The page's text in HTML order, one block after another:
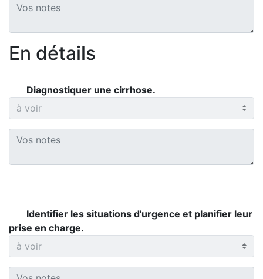
En détails
Diagnostiquer une cirrhose.
Identifier les situations d'urgence et planifier leur
prise en charge.